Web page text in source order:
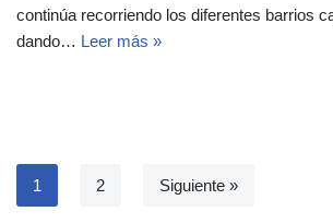
continúa recorriendo los diferentes barrios
dando… Leer más »
1 2 Siguiente »